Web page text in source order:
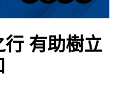
有助樹立